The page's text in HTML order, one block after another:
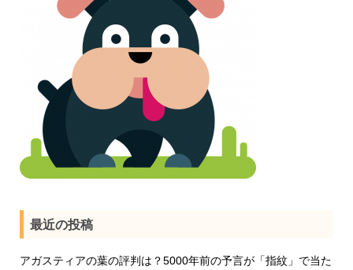
最近の投稿
アガスティアの葉の評判は？5000年前の予言が「指紋」で当た